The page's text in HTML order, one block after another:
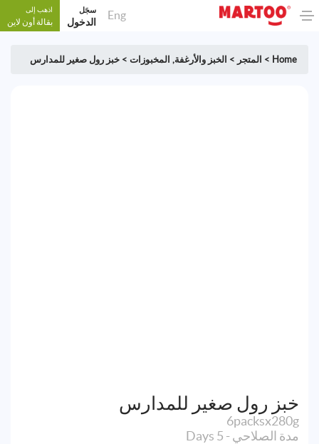
Eng سجَل
الدخول
اذهب إلى
بقالة أون لاين
Home
> المتجر > الخبز والأرغفة, المخبوزات > خبز رول صغير للمدارس
خبز رول صغير للمدارس
6packsx280g
مدة الصلاحي - 5 Days